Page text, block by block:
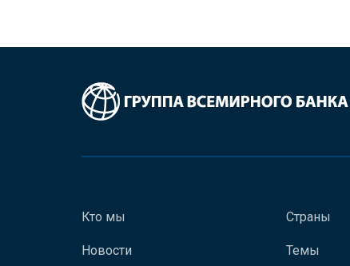
Кто мы
Новости
Страны
Темы